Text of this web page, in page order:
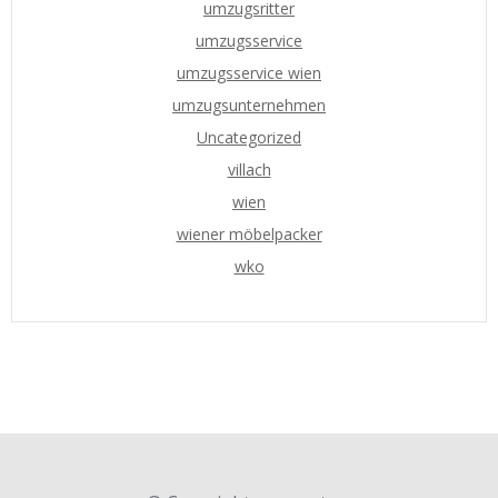
umzugsritter
umzugsservice
umzugsservice wien
umzugsunternehmen
Uncategorized
villach
wien
wiener möbelpacker
wko